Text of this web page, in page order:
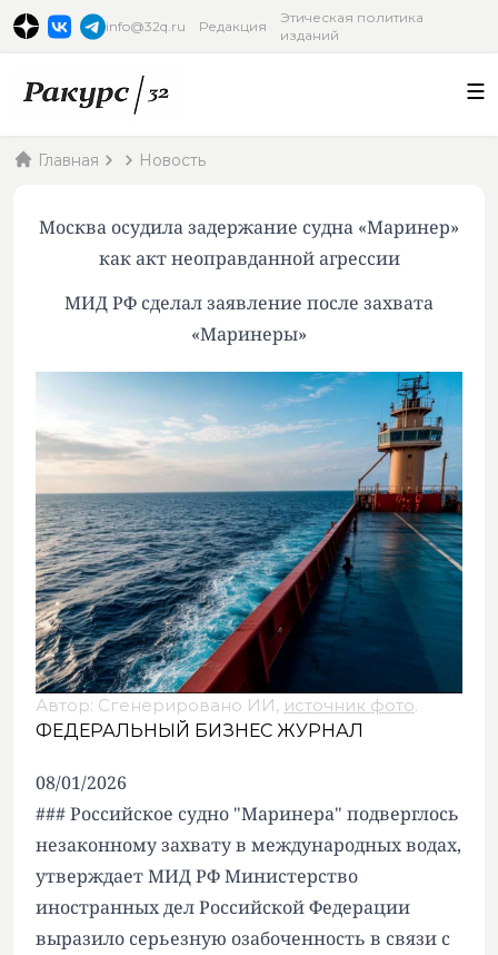
info@32q.ru Редакция
Этическая политика
изданий
Главная Новость
Москва осудила задержание судна «Маринер»
как акт неоправданной агрессии
МИД РФ сделал заявление после захвата
«Маринеры»
Автор: Сгенерировано ИИ, источник фото.
ФЕДЕРАЛЬНЫЙ БИЗНЕС ЖУРНАЛ
08/01/2026
### Российское судно "Маринера" подверглось
незаконному захвату в международных водах,
утверждает МИД РФ Министерство
иностранных дел Российской Федерации
выразило серьезную озабоченность в связи с